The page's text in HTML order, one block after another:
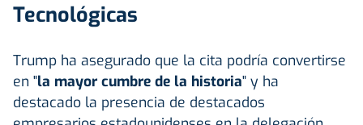
Tecnológicas
Trump ha asegurado que la cita podría convertirse
en "la mayor cumbre de la historia" y ha
destacado la presencia de destacados